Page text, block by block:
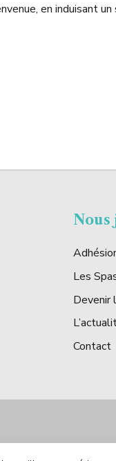
en induisant
Les
Devenir
Contact